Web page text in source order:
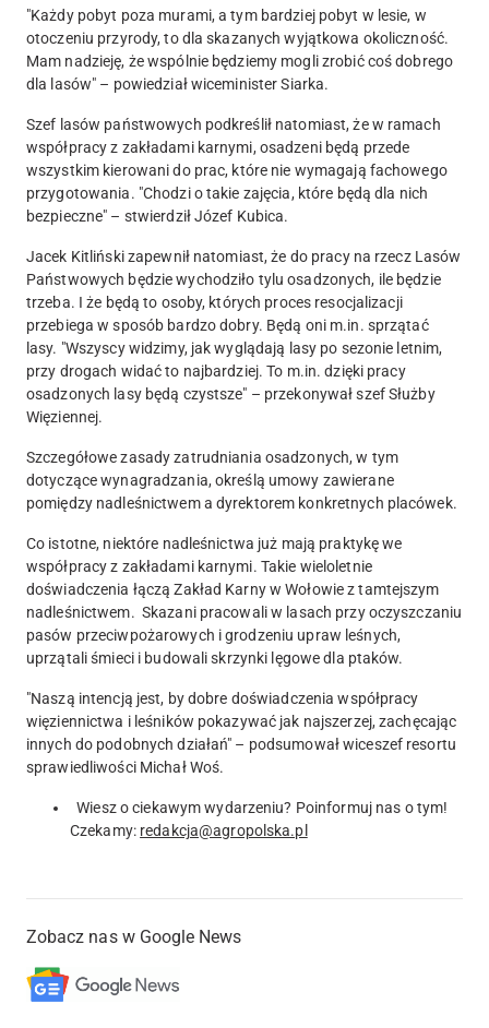
"Każdy pobyt poza murami, a tym bardziej pobyt w lesie, w
otoczeniu przyrody, to dla skazanych wyjątkowa okoliczność.
Mam nadzieję, że wspólnie będziemy mogli zrobić coś dobrego
dla lasów" – powiedział wiceminister Siarka.
Szef lasów państwowych podkreślił natomiast, że w ramach
współpracy z zakładami karnymi, osadzeni będą przede
wszystkim kierowani do prac, które nie wymagają fachowego
przygotowania. "Chodzi o takie zajęcia, które będą dla nich
bezpieczne" – stwierdził Józef Kubica.
Jacek Kitliński zapewnił natomiast, że do pracy na rzecz Lasów
Państwowych będzie wychodziło tylu osadzonych, ile będzie
trzeba. I że będą to osoby, których proces resocjalizacji
przebiega w sposób bardzo dobry. Będą oni m.in. sprzątać
lasy. "Wszyscy widzimy, jak wyglądają lasy po sezonie letnim,
przy drogach widać to najbardziej. To m.in. dzięki pracy
osadzonych lasy będą czystsze" – przekonywał szef Służby
Więziennej.
Szczegółowe zasady zatrudniania osadzonych, w tym
dotyczące wynagradzania, określą umowy zawierane
pomiędzy nadleśnictwem a dyrektorem konkretnych placówek.
Co istotne, niektóre nadleśnictwa już mają praktykę we
współpracy z zakładami karnymi. Takie wieloletnie
doświadczenia łączą Zakład Karny w Wołowie z tamtejszym
nadleśnictwem. Skazani pracowali w lasach przy oczyszczaniu
pasów przeciwpożarowych i grodzeniu upraw leśnych,
uprzątali śmieci i budowali skrzynki lęgowe dla ptaków.
"Naszą intencją jest, by dobre doświadczenia współpracy
więziennictwa i leśników pokazywać jak najszerzej, zachęcając
innych do podobnych działań" – podsumował wiceszef resortu
sprawiedliwości Michał Woś.
Wiesz o ciekawym wydarzeniu? Poinformuj nas o tym!
Czekamy: redakcja@agropolska.pl
Zobacz nas w Google News